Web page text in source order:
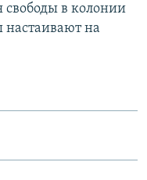
свободы в колонии
на